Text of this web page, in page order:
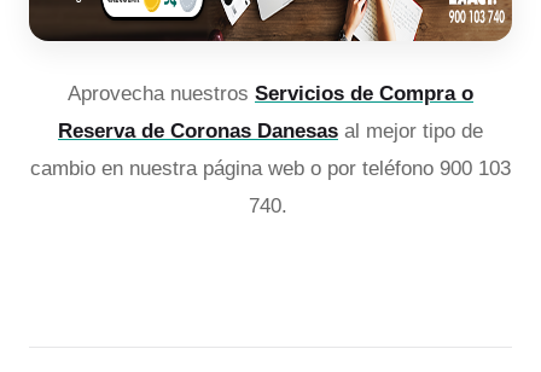
Aprovecha nuestros Servicios de Compra o
Reserva de Coronas Danesas al mejor tipo de
cambio en nuestra página web o por teléfono 900 103
740.